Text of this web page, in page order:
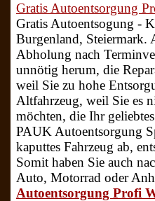
Gratis Autoentsorgung
Gratis Autoentsogung -
Burgenland, Steiermark.
Abholung nach
unnötig herum, die
weil Sie zu hohe
Altfahrzeug, weil Sie es
möchten, die Ihr
PAUK Autoentsorgung
kaputtes Fahrzeug ab,
Somit haben Sie auch
Auto, Motorrad oder
Autoentsorgung Profi